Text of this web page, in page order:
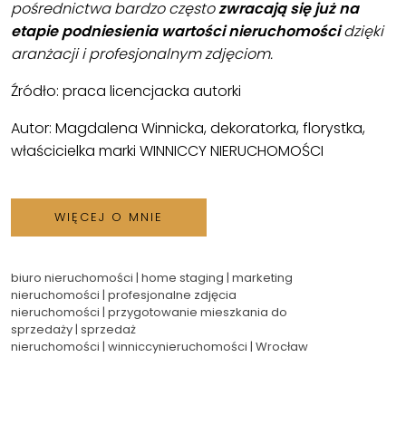
pośrednictwa bardzo częstozwracają się już na
etapie podniesienia wartości nieruchomościdzięki
aranżacji i profesjonalnym zdjęciom.
Źródło: praca licencjacka autorki
Autor: Magdalena Winnicka, dekoratorka, florystka,
właścicielka marki WINNICCY NIERUCHOMOŚCI
WIĘCEJ O MNIE
biuro nieruchomości | home staging | marketing
nieruchomości | profesjonalne zdjęcia
nieruchomości | przygotowanie mieszkania do
sprzedaży| sprzedaż
nieruchomości | winniccynieruchomości | Wrocław